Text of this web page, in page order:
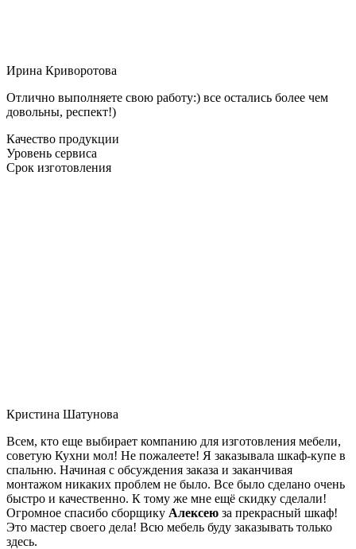
Ирина Криворотова
Отлично выполняете свою работу:) все остались более чем
довольны, респект!)
Качество продукции
Уровень сервиса
Срок изготовления
Кристина Шатунова
Всем, кто еще выбирает компанию для изготовления мебели,
советую Кухни мол! Не пожалеете! Я заказывала шкаф-купе в
спальню. Начиная с обсуждения заказа и заканчивая
монтажом никаких проблем не было. Все было сделано очень
быстро и качественно. К тому же мне ещё скидку сделали!
Огромное спасибо сборщику Алексею за прекрасный шкаф!
Это мастер своего дела! Всю мебель буду заказывать только
здесь.